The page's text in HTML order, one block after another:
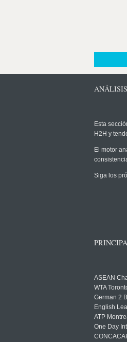
Esta
H2H y
El motor
Siga los
ASEAN
WTA
German 2
English
ATP
One Day